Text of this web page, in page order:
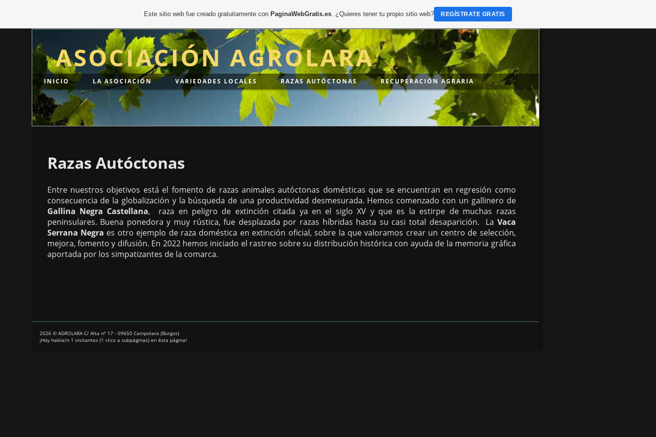
ASOCIACIÓN AGROLARA
INICIO LA ASOCIACIÓN VARIEDADES LOCALES RAZAS AUTÓCTONAS RECUPERACIÓN AGRARIA
Razas Autóctonas
Entre nuestros objetivos está el fomento de razas animales autóctonas domésticas que se encuentran en regresión como
consecuencia de la globalización y la búsqueda de una productividad desmesurada. Hemos comenzado con un gallinero de
Gallina Negra Castellana, raza en peligro de extinción citada ya en el siglo XV y que es la estirpe de muchas razas
peninsulares. Buena ponedora y muy rústica, fue desplazada por razas híbridas hasta su casi total desaparición. La Vaca
Serrana Negra es otro ejemplo de raza doméstica en extinción oficial, sobre la que valoramos crear un centro de selección,
mejora, fomento y difusión. En 2022 hemos iniciado el rastreo sobre su distribución histórica con ayuda de la memoria gráfica
aportada por los simpatizantes de la comarca.
2026 © AGROLARA C/ Alta nº 17 - 09650 Campolara (Burgos)
¡Hoy había/n 1 visitantes (1 clics a subpáginas) en ésta página!
Este sitio web fue creado gratuitamente con PaginaWebGratis.es. ¿Quieres tener tu propio sitio web? REGÍSTRATE GRATIS